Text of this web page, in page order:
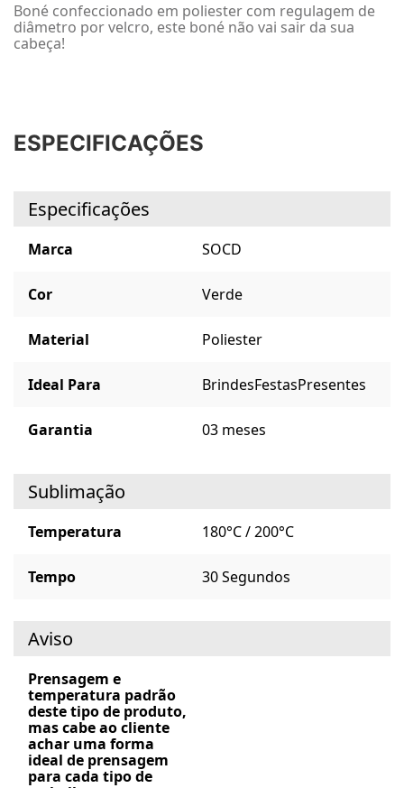
Boné confeccionado em poliester com regulagem de
diâmetro por velcro, este boné não vai sair da sua
cabeça!
ESPECIFICAÇÕES
Especificações
Marca SOCD
Cor Verde
Material Poliester
Ideal Para BrindesFestasPresentes
Garantia 03 meses
Sublimação
Temperatura 180°C / 200°C
Tempo 30 Segundos
Aviso
Prensagem e
temperatura padrão
deste tipo de produto,
mas cabe ao cliente
achar uma forma
ideal de prensagem
para cada tipo de